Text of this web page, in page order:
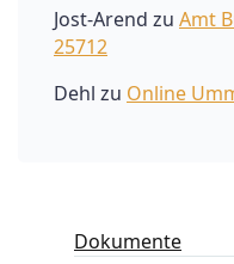
Jost-Arend zu Amt
25712
Dehl zu Online
Dokumente